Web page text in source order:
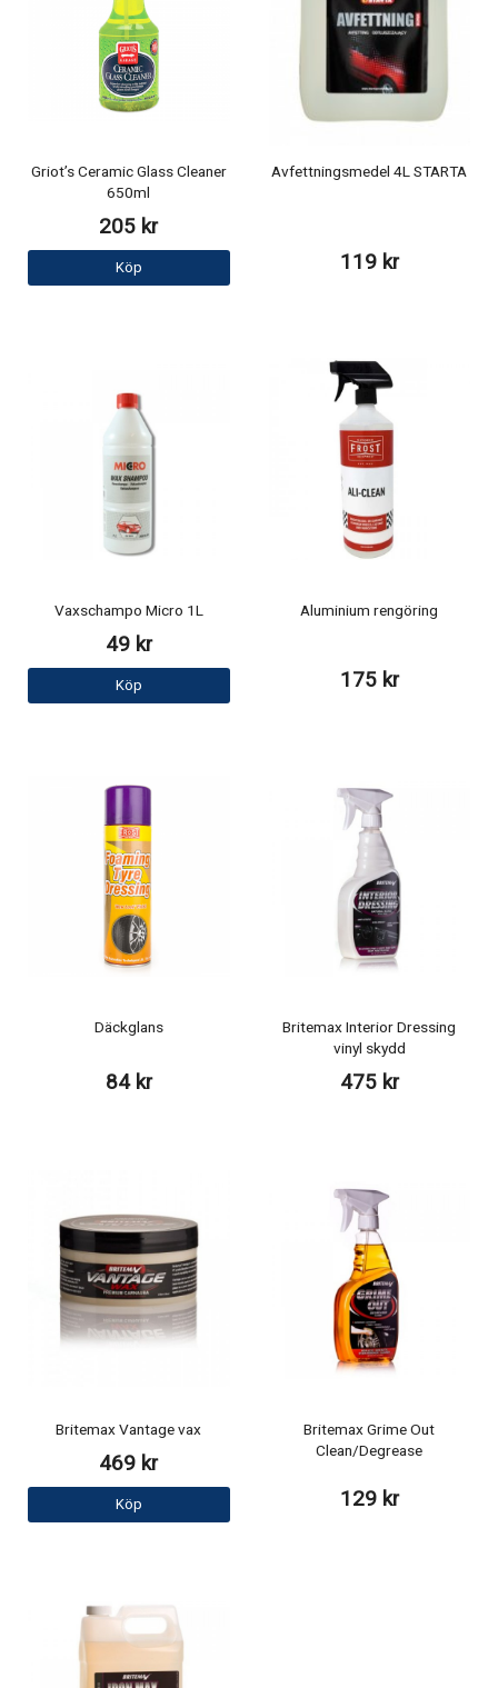
Griot’s Ceramic Glass Cleaner
650ml
205 kr
Köp
Avfettningsmedel 4L STARTA
119 kr
Vaxschampo Micro 1L
49 kr
Köp
Aluminium rengöring
175 kr
Däckglans
84 kr
Britemax Interior Dressing
vinyl skydd
475 kr
Britemax Vantage vax
469 kr
Köp
Britemax Grime Out
Clean/Degrease
129 kr